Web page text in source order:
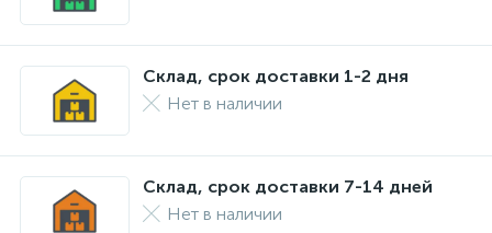
Склад, срок доставки 1-2 дня
Нет в наличии
Склад, срок доставки 7-14 дней
Нет в наличии